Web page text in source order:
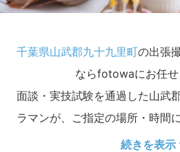
千葉県山武郡九十九里町の出張
ならfotowaにお任せ
面談・実技試験を通過した山武
ラマンが、ご指定の場所・時間
続きを表示